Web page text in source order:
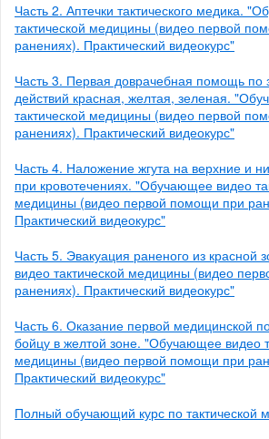
Часть 2. Аптечки тактического медика.
тактической медицины (видео первой
ранениях). Практический видеокурс"
Часть 3. Первая доврачебная помощь по
действий красная, желтая, зеленая.
тактической медицины (видео первой
ранениях). Практический видеокурс"
Часть 4. Наложение жгута на верхние и
при кровотечениях. "Обучающее видео
медицины (видео первой помощи при
Практический видеокурс"
Часть 5. Эвакуация раненого из
видео тактической медицины (видео
ранениях). Практический видеокурс"
Часть 6. Оказание первой медицинской
бойцу в желтой зоне. "Обучающее видео
медицины (видео первой помощи при
Практический видеокурс"
Полный обучающий курс по тактической